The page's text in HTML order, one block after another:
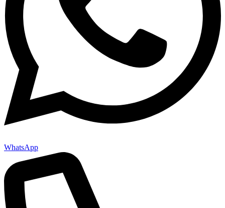
WhatsApp